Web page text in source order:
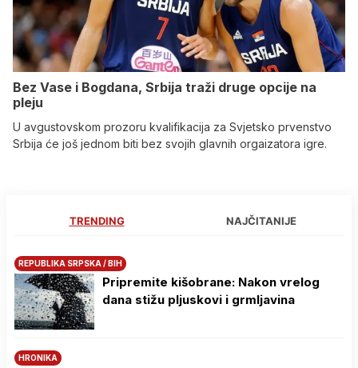
Bez Vase i Bogdana, Srbija traži druge opcije na
pleju
U avgustovskom prozoru kvalifikacija za Svjetsko prvenstvo
Srbija će još jednom biti bez svojih glavnih orgaizatora igre.
TRENDING NAJČITANIJE
REPUBLIKA SRPSKA / BIH
Pripremite kišobrane: Nakon vrelog
dana stižu pljuskovi i grmljavina
HRONIKA